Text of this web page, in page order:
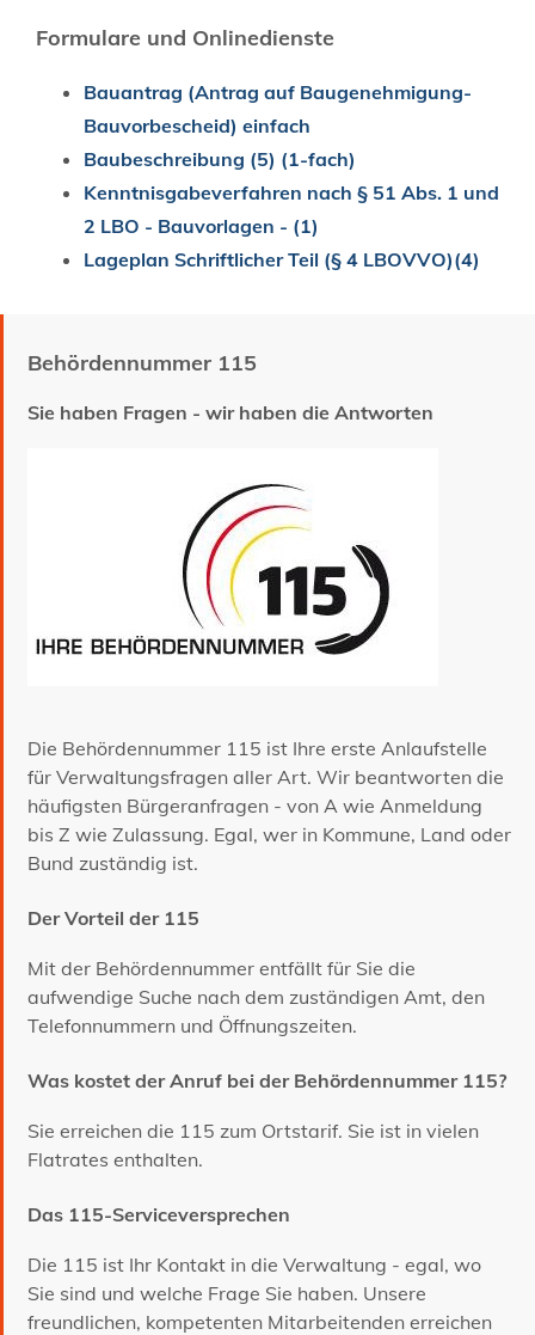
Formulare und Onlinedienste
Bauantrag (Antrag auf Baugenehmigung-
Bauvorbescheid) einfach
Baubeschreibung (5) (1-fach)
Kenntnisgabeverfahren nach § 51 Abs. 1 und
2 LBO - Bauvorlagen - (1)
Lageplan Schriftlicher Teil (§ 4 LBOVVO)(4)
Behördennummer 115
Sie haben Fragen - wir haben die Antworten
Die Behördennummer 115 ist Ihre erste Anlaufstelle
für Verwaltungsfragen aller Art. Wir beantworten die
häufigsten Bürgeranfragen - von A wie Anmeldung
bis Z wie Zulassung. Egal, wer in Kommune, Land oder
Bund zuständig ist.
Der Vorteil der 115
Mit der Behördennummer entfällt für Sie die
aufwendige Suche nach dem zuständigen Amt, den
Telefonnummern und Öffnungszeiten.
Was kostet der Anruf bei der Behördennummer 115?
Sie erreichen die 115 zum Ortstarif. Sie ist in vielen
Flatrates enthalten.
Das 115-Serviceversprechen
Die 115 ist Ihr Kontakt in die Verwaltung - egal, wo
Sie sind und welche Frage Sie haben. Unsere
freundlichen, kompetenten Mitarbeitenden erreichen